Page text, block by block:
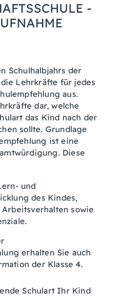
-
Schulhalbjahrs der
Lehrkräfte für jedes
aus.
dar, welche
das Kind nach der
sollte. Grundlage
ist eine
Diese
und
des Kindes,
sowie
erhalten Sie auch
der Klasse 4.
Schulart Ihr Kind